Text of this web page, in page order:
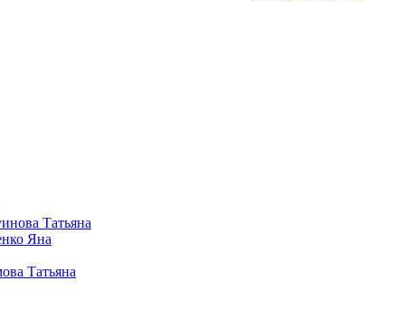
Татьяна
Яна
Татьяна